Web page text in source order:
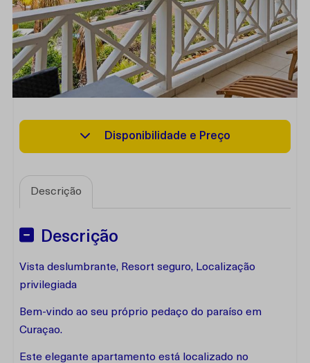
Disponibilidade e Preço
Descrição
Descrição
Vista deslumbrante, Resort seguro, Localização
privilegiada
Bem-vindo ao seu próprio pedaço do paraíso em
Curaçao.
Este elegante apartamento está localizado no